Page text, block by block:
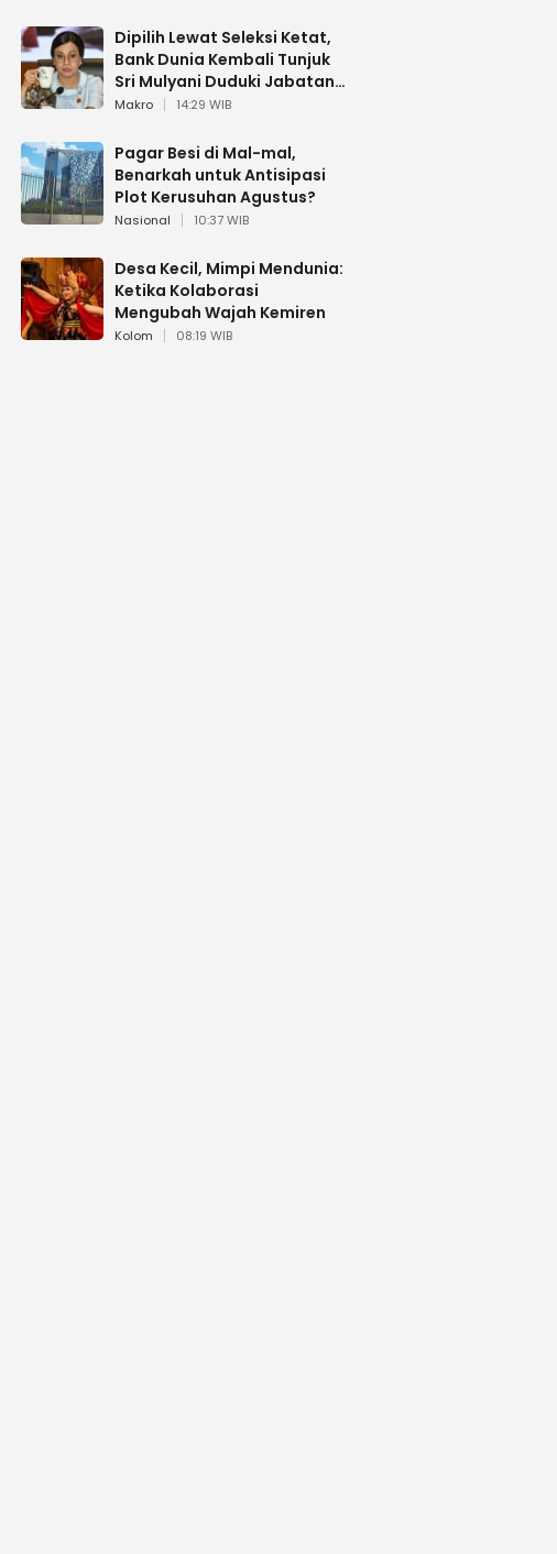
Dipilih Lewat Seleksi Ketat,
Bank Dunia Kembali Tunjuk
Sri Mulyani Duduki Jabatan
Strategis
Makro 14:29 WIB
Pagar Besi di Mal-mal,
Benarkah untuk Antisipasi
Plot Kerusuhan Agustus?
Nasional 10:37 WIB
Desa Kecil, Mimpi Mendunia:
Ketika Kolaborasi
Mengubah Wajah Kemiren
Kolom 08:19 WIB